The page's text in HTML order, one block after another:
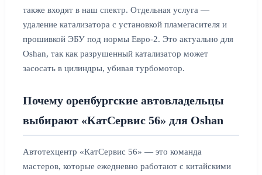
также входят в наш спектр. Отдельная услуга —
удаление катализатора с установкой пламегасителя и
прошивкой ЭБУ под нормы Евро-2. Это актуально для
Oshan, так как разрушенный катализатор может
засосать в цилиндры, убивая турбомотор.
Почему оренбургские автовладельцы
выбирают «КатСервис 56» для Oshan
Автотехцентр «КатСервис 56» — это команда
мастеров, которые ежедневно работают с китайскими